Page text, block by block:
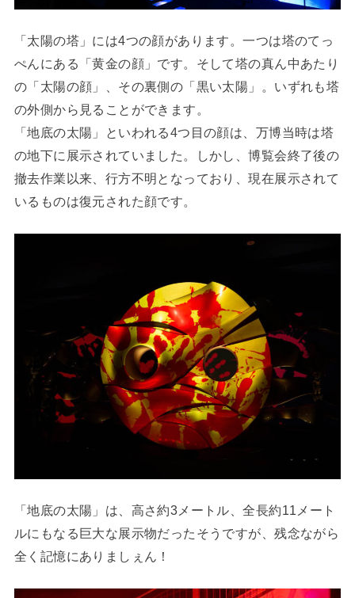
「太陽の塔」には4つの顔があります。一つは塔のてっ
ぺんにある「黄金の顔」です。そして塔の真ん中あたり
の「太陽の顔」、その裏側の「黒い太陽」。いずれも塔
の外側から見ることができます。
「地底の太陽」といわれる4つ目の顔は、万博当時は塔
の地下に展示されていました。しかし、博覧会終了後の
撤去作業以来、行方不明となっており、現在展示されて
いるものは復元された顔です。
「地底の太陽」は、高さ約3メートル、全長約11メート
ルにもなる巨大な展示物だったそうですが、残念ながら
全く記憶にありましぇん！